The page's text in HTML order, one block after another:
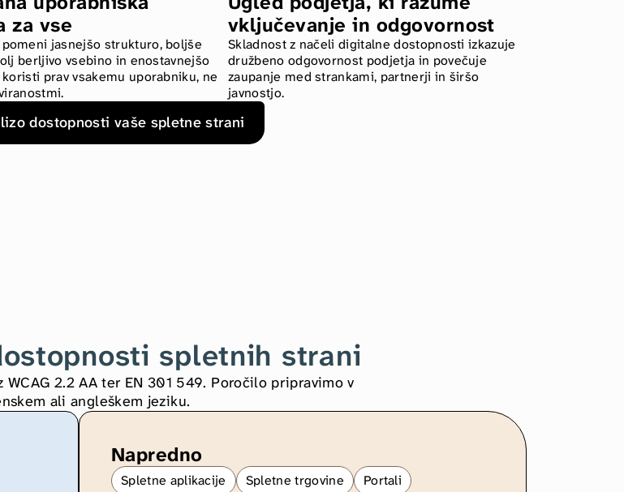
za vse
jasnejšo strukturo, boljše
berljivo vsebino in enostavnejšo
prav vsakemu uporabniku, ne
vključevanje in odgovornost
Skladnost z načeli digitalne dostopnosti izkazuje
družbeno odgovornost podjetja in povečuje
zaupanje med strankami, partnerji in širšo
javnostjo.
dostopnosti vaše spletne strani
spletnih strani
WCAG 2.2 AA ter EN 301 549. Poročilo pripravimo v
ali angleškem jeziku.
Napredno
Spletne aplikacije Spletne trgovine
Portali